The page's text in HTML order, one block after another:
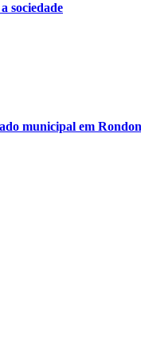
sociedade
municipal em